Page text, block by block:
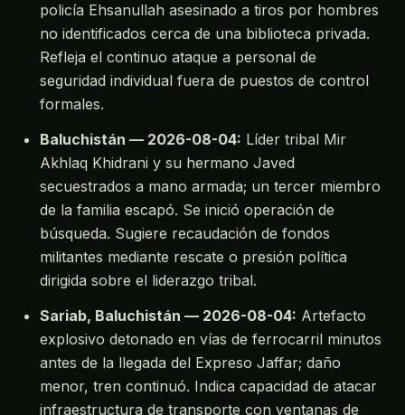
policía Ehsanullah asesinado a tiros por hombres
no identificados cerca de una biblioteca privada.
Refleja el continuo ataque a personal de
seguridad individual fuera de puestos de control
formales.
Baluchistán — 2026-08-04: Líder tribal Mir
Akhlaq Khidrani y su hermano Javed
secuestrados a mano armada; un tercer miembro
de la familia escapó. Se inició operación de
búsqueda. Sugiere recaudación de fondos
militantes mediante rescate o presión política
dirigida sobre el liderazgo tribal.
Sariab, Baluchistán — 2026-08-04: Artefacto
explosivo detonado en vías de ferrocarril minutos
antes de la llegada del Expreso Jaffar; daño
menor, tren continuó. Indica capacidad de atacar
infraestructura de transporte con ventanas de